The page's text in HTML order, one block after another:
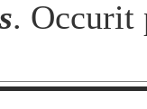
. Occurit